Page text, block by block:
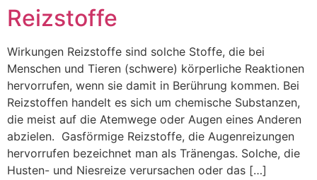
Reizstoffe
Wirkungen Reizstoffe sind solche Stoffe, die bei
Menschen und Tieren (schwere) körperliche Reaktionen
hervorrufen, wenn sie damit in Berührung kommen. Bei
Reizstoffen handelt es sich um chemische Substanzen,
die meist auf die Atemwege oder Augen eines Anderen
abzielen. Gasförmige Reizstoffe, die Augenreizungen
hervorrufen bezeichnet man als Tränengas. Solche, die
Husten- und Niesreize verursachen oder das […]